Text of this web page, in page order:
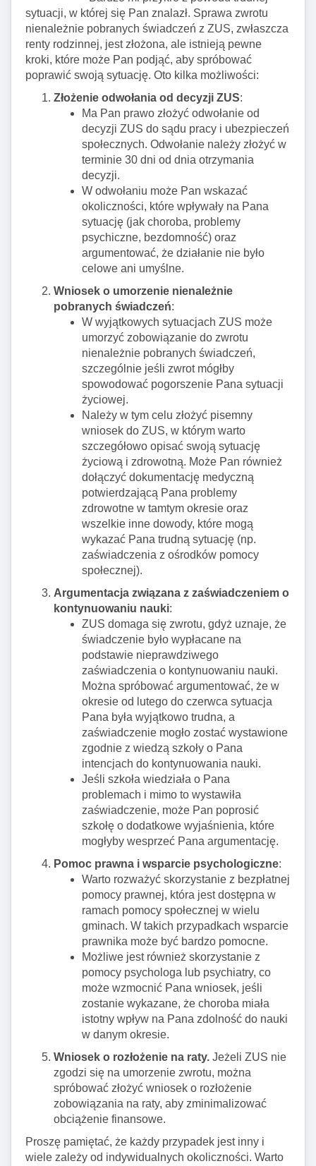
sytuacji, w której się Pan znalazł. Sprawa zwrotu
nienależnie pobranych świadczeń z ZUS, zwłaszcza
renty rodzinnej, jest złożona, ale istnieją pewne
kroki, które może Pan podjąć, aby spróbować
poprawić swoją sytuację. Oto kilka możliwości:
Złożenie odwołania od decyzji ZUS:
Ma Pan prawo złożyć odwołanie od
decyzji ZUS do sądu pracy i ubezpieczeń
społecznych. Odwołanie należy złożyć w
terminie 30 dni od dnia otrzymania
decyzji.
W odwołaniu może Pan wskazać
okoliczności, które wpływały na Pana
sytuację (jak choroba, problemy
psychiczne, bezdomność) oraz
argumentować, że działanie nie było
celowe ani umyślne.
Wniosek o umorzenie nienależnie
pobranych świadczeń:
W wyjątkowych sytuacjach ZUS może
umorzyć zobowiązanie do zwrotu
nienależnie pobranych świadczeń,
szczególnie jeśli zwrot mógłby
spowodować pogorszenie Pana sytuacji
życiowej.
Należy w tym celu złożyć pisemny
wniosek do ZUS, w którym warto
szczegółowo opisać swoją sytuację
życiową i zdrowotną. Może Pan również
dołączyć dokumentację medyczną
potwierdzającą Pana problemy
zdrowotne w tamtym okresie oraz
wszelkie inne dowody, które mogą
wykazać Pana trudną sytuację (np.
zaświadczenia z ośrodków pomocy
społecznej).
Argumentacja związana z zaświadczeniem o
kontynuowaniu nauki:
ZUS domaga się zwrotu, gdyż uznaje, że
świadczenie było wypłacane na
podstawie nieprawdziwego
zaświadczenia o kontynuowaniu nauki.
Można spróbować argumentować, że w
okresie od lutego do czerwca sytuacja
Pana była wyjątkowo trudna, a
zaświadczenie mogło zostać wystawione
zgodnie z wiedzą szkoły o Pana
intencjach do kontynuowania nauki.
Jeśli szkoła wiedziała o Pana
problemach i mimo to wystawiła
zaświadczenie, może Pan poprosić
szkołę o dodatkowe wyjaśnienia, które
mogłyby wesprzeć Pana argumentację.
Pomoc prawna i wsparcie psychologiczne:
Warto rozważyć skorzystanie z bezpłatnej
pomocy prawnej, która jest dostępna w
ramach pomocy społecznej w wielu
gminach. W takich przypadkach wsparcie
prawnika może być bardzo pomocne.
Możliwe jest również skorzystanie z
pomocy psychologa lub psychiatry, co
może wzmocnić Pana wniosek, jeśli
zostanie wykazane, że choroba miała
istotny wpływ na Pana zdolność do nauki
w danym okresie.
Wniosek o rozłożenie na raty. Jeżeli ZUS nie
zgodzi się na umorzenie zwrotu, można
spróbować złożyć wniosek o rozłożenie
zobowiązania na raty, aby zminimalizować
obciążenie finansowe.
Proszę pamiętać, że każdy przypadek jest inny i
wiele zależy od indywidualnych okoliczności. Warto